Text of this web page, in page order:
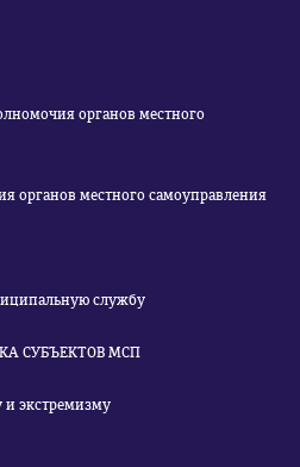
органов местного
органов местного самоуправления
службу
СУБЪЕКТОВ МСП
и экстремизму